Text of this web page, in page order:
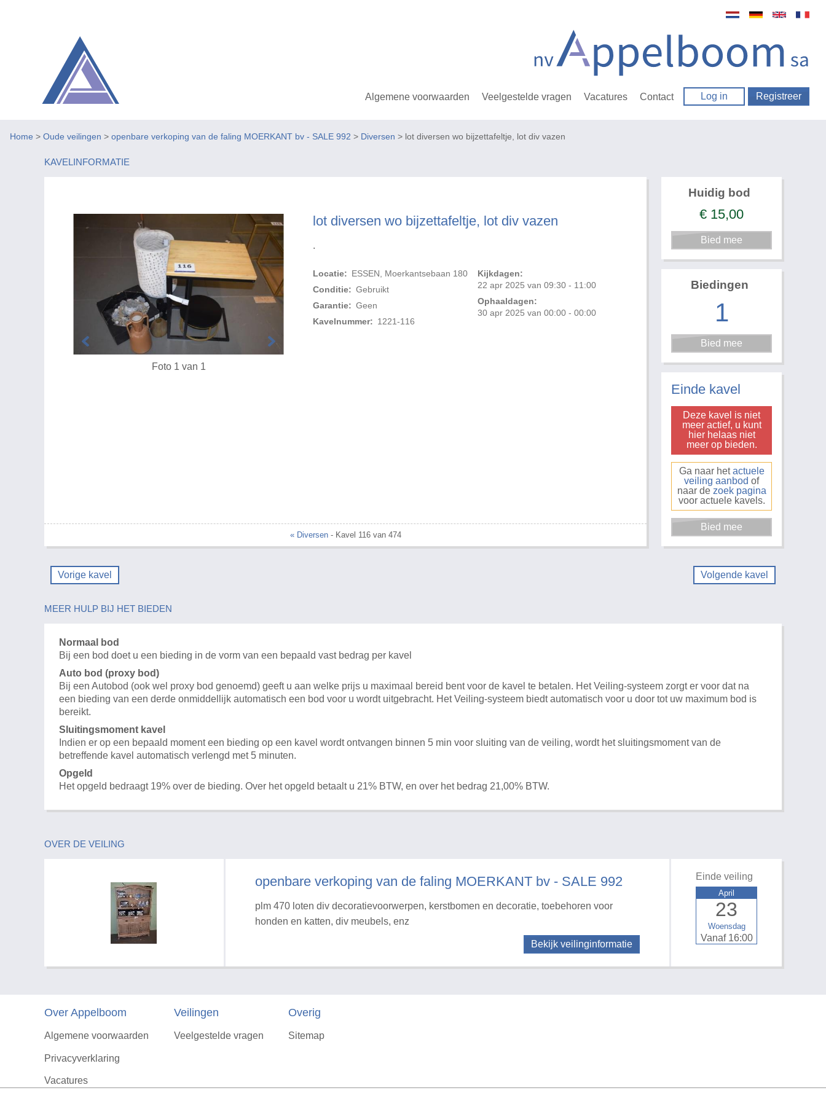
Algemene voorwaarden Veelgestelde vragen Vacatures Contact Log in Registreer
Home > Oude veilingen > openbare verkoping van de faling MOERKANT bv - SALE 992 > Diversen > lot diversen wo bijzettafeltje, lot div vazen
KAVELINFORMATIE
lot diversen wo bijzettafeltje, lot div vazen
.
Locatie: ESSEN, Moerkantsebaan 180
Conditie: Gebruikt
Garantie: Geen
Kavelnummer: 1221-116
Kijkdagen:
22 apr 2025 van 09:30 - 11:00
Ophaaldagen:
30 apr 2025 van 00:00 - 00:00
Foto 1 van 1
« Diversen- Kavel 116 van 474
Huidig bod
€ 15,00
Biedingen
1
Einde kavel
Deze kavel is niet
meer actief, u kunt
hier helaas niet
meer op bieden.
Ga naar hetactuele
veiling aanbod of
naar de zoek pagina
voor actuele kavels.
Vorige kavel Volgende kavel
MEER HULP BIJ HET BIEDEN
Normaal bod
Bij een bod doet u een bieding in de vorm van een bepaald vast bedrag per kavel
Auto bod (proxy bod)
Bij een Autobod (ook wel proxy bod genoemd) geeft u aan welke prijs u maximaal bereid bent voor de kavel te betalen. Het Veiling-systeem zorgt er voor dat na
een bieding van een derde onmiddellijk automatisch een bod voor u wordt uitgebracht. Het Veiling-systeem biedt automatisch voor u door tot uw maximum bod is
bereikt.
Sluitingsmoment kavel
Indien er op een bepaald moment een bieding op een kavel wordt ontvangen binnen 5 min voor sluiting van de veiling, wordt het sluitingsmoment van de
betreffende kavel automatisch verlengd met 5 minuten.
Opgeld
Het opgeld bedraagt 19% over de bieding. Over het opgeld betaalt u 21% BTW, en over het bedrag 21,00% BTW.
OVER DE VEILING
openbare verkoping van de faling MOERKANT bv - SALE 992
plm 470 loten div decoratievoorwerpen, kerstbomen en decoratie, toebehoren voor
honden en katten, div meubels, enz
Bekijk veilinginformatie
Einde veiling
Woensdag
23
April
Vanaf 16:00
Over Appelboom
Algemene voorwaarden
Privacyverklaring
Vacatures
Veilingen
Veelgestelde vragen
Overig
Sitemap